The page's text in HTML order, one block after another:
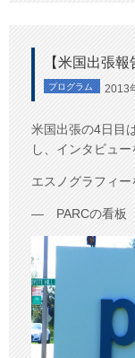
【米国出張
プログラム 2013
米国出張の4日目
し、インタビュー
エスノグラフィ
― PARCの看